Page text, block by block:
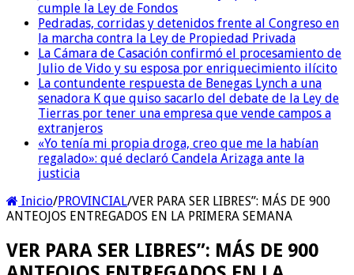
cumple la Ley de Fondos
Pedradas, corridas y detenidos frente al Congreso en
la marcha contra la Ley de Propiedad Privada
La Cámara de Casación confirmó el procesamiento de
Julio de Vido y su esposa por enriquecimiento ilícito
La contundente respuesta de Benegas Lynch a una
senadora K que quiso sacarlo del debate de la Ley de
Tierras por tener una empresa que vende campos a
extranjeros
«Yo tenía mi propia droga, creo que me la habían
regalado»: qué declaró Candela Arizaga ante la
justicia
Inicio/PROVINCIAL/VER PARA SER LIBRES”: MÁS DE 900
ANTEOJOS ENTREGADOS EN LA PRIMERA SEMANA
VER PARA SER LIBRES”: MÁS DE 900